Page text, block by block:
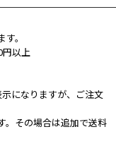
。
以上
になりますが、ご注文
。その場合は追加で送料